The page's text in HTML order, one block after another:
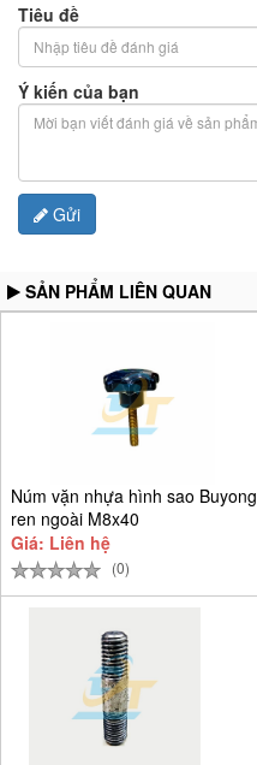
Tiêu đề
Ý kiến của bạn
Gửi
SẢN PHẨM LIÊN QUAN
Núm vặn nhựa hình sao Buyong
ren ngoài M8x40
Giá: Liên hệ
(0)